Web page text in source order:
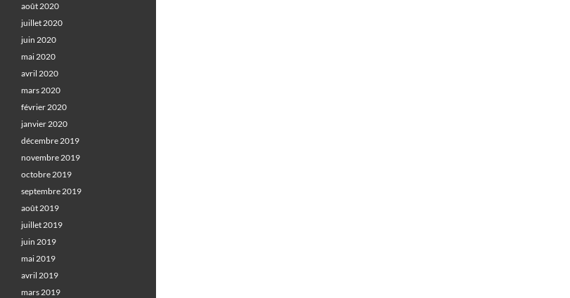
août 2020
juillet 2020
juin 2020
mai 2020
avril 2020
mars 2020
février 2020
janvier 2020
décembre 2019
novembre 2019
octobre 2019
septembre 2019
août 2019
juillet 2019
juin 2019
mai 2019
avril 2019
mars 2019